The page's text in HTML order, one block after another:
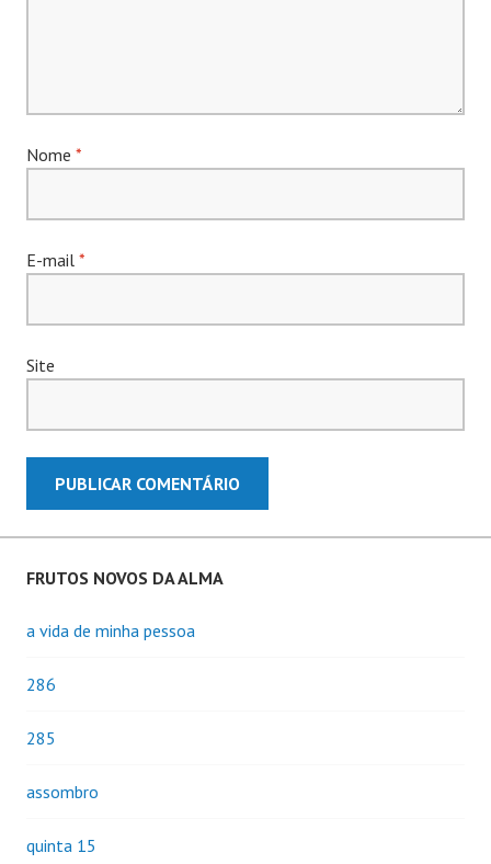
Nome *
E-mail *
Site
FRUTOS NOVOS DA ALMA
a vida de minha pessoa
286
285
assombro
quinta 15